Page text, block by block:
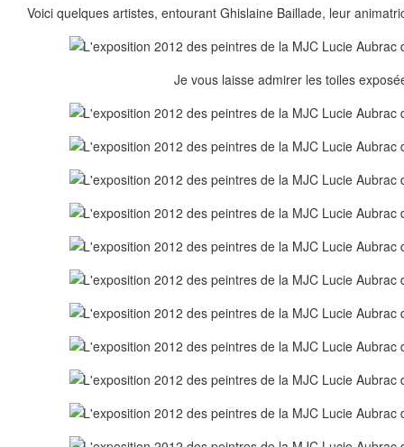
Voici quelques artistes, entourant Ghislaine Baillade, leur
Je vous laisse admirer les toiles